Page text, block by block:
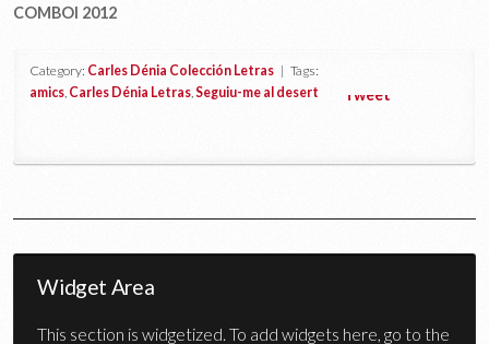
COMBOI 2012
Category: Carles Dénia Colección Letras | Tags:
amics Carles Dénia Letras ,Seguiu-me al desert Tweet
Widget Area
This section is widgetized. To add widgets here, go to the